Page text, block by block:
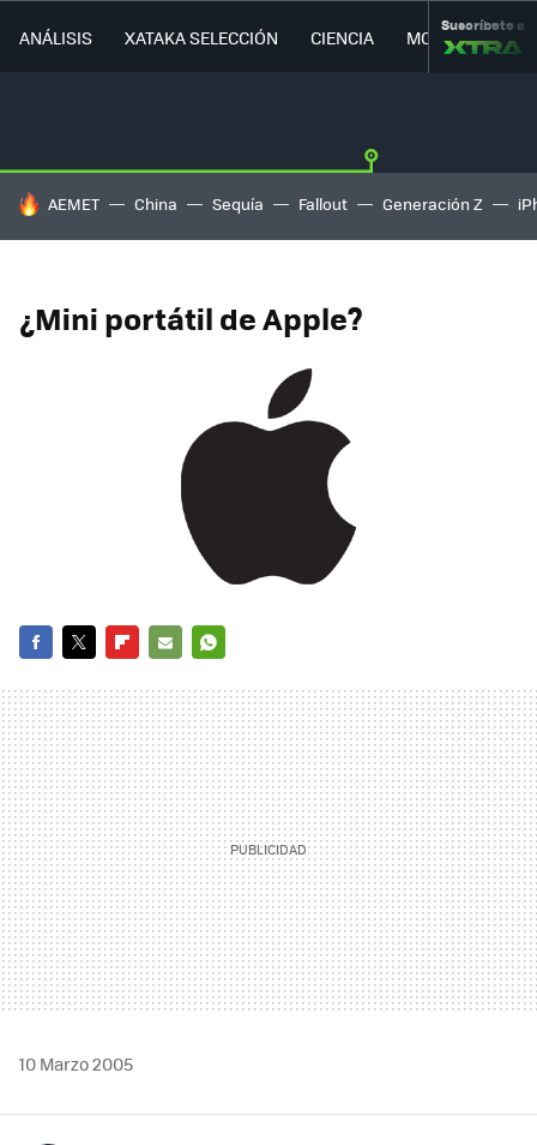
ANÁLISIS XATAKA SELECCIÓN CIENCIA MOVILIDAD
Suscríbete a
HOY SE HABLA DE
AEMET China Sequía Fallout Generación Z
¿Mini portátil de Apple?
MAIL
10 Marzo 2005